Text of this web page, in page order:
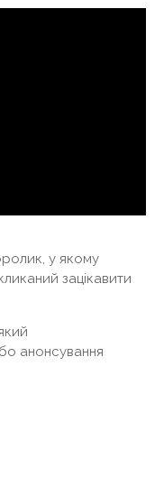
у якому
зацікавити
анонсування